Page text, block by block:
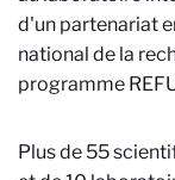
d'un partenariat
national de la
programme
Plus de 55